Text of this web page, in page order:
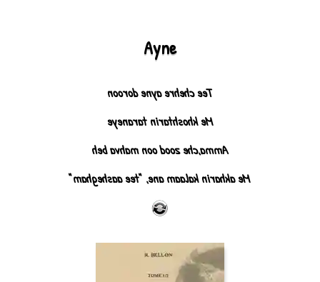
Ayne
Tee chehre ayne doroon
Me khoshtarin taraneye
Amma,che zood oon mahva beh
Me akharin kalaam ane, "tee aashegham"